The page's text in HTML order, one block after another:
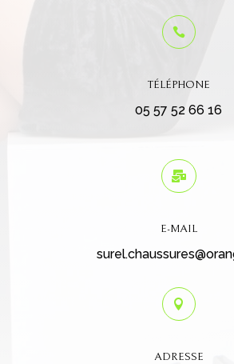

TÉLÉPHONE
05 57 52 66 16

E-MAIL

ADRESSE